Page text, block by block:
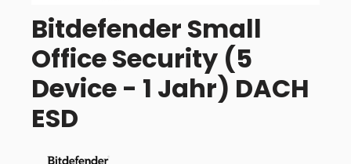
Bitdefender Small
Office Security (5
Device - 1 Jahr) DACH
ESD